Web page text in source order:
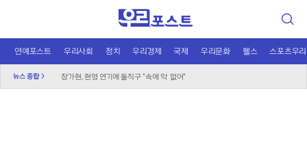
검
색
연예포스트 우리사회 정치 우리경제 국제 우리문화 헬스 스포츠우리
뉴스 종합 >
장가현, 현영 연기에 돌직구 "속에 악 없어"